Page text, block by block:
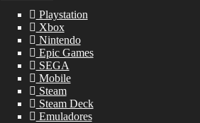
Playstation
Xbox
Nintendo
Epic Games
SEGA
Mobile
Steam
Steam Deck
Emuladores